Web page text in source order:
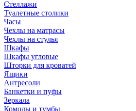
Стеллажи
Туалетные столики
Часы
Чехлы на матрасы
Чехлы на стулья
Шкафы
Шкафы угловые
Шторки для кроватей
Ящики
Антресоли
Банкетки и пуфы
Зеркала
Комоды и тумбы